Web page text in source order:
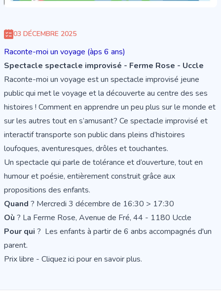
03 DÉCEMBRE 2025
Raconte-moi un voyage (àps 6 ans)
Spectacle spectacle improvisé - Ferme Rose - Uccle
Raconte-moi un voyage est un spectacle improvisé jeune
public qui met le voyage et la découverte au centre des ses
histoires ! Comment en apprendre un peu plus sur le monde et
sur les autres tout en s’amusant? Ce spectacle improvisé et
interactif transporte son public dans pleins d’histoires
loufoques, aventuresques, drôles et touchantes.
Un spectacle qui parle de tolérance et d’ouverture, tout en
humour et poésie, entièrement construit grâce aux
propositions des enfants.
Quand ? Mercredi 3 décembre de 16:30 > 17:30
Où ? La Ferme Rose, Avenue de Fré, 44 - 1180 Uccle
Pour qui ? Les enfants à partir de 6 anbs accompagnés d'un
parent.
Prix libre - Cliquezici pour en savoir plus.